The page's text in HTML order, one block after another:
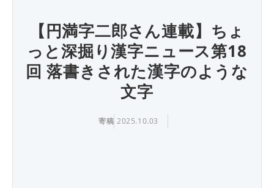
【円満字二郎さん連載】ちょ
っと深掘り漢字ニュース第18
回 落書きされた漢字のような
文字
寄稿 2025.10.03